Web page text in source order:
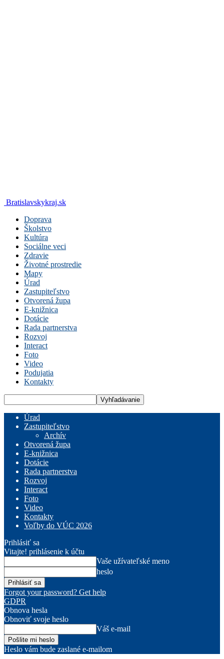
Bratislavskykraj.sk
Doprava
Školstvo
Kultúra
Sociálne veci
Zdravie
Životné prostredie
Mapy
Úrad
Zastupiteľstvo
Otvorená župa
E-knižnica
Dotácie
Rada partnerstva
Rozvoj
Interact
Foto
Video
Podujatia
Kontakty
Úrad
Zastupiteľstvo
Archív
Otvorená župa
E-knižnica
Dotácie
Rada partnerstva
Rozvoj
Interact
Foto
Video
Kontakty
Voľby do VÚC 2026
Prihlásiť sa
Vitajte! prihlásenie k účtu
Vaše užívateľské meno
heslo
Forgot your password? Get help
GDPR
Obnova hesla
Obnoviť svoje heslo
Váš e-mail
Heslo vám bude zaslané e-mailom